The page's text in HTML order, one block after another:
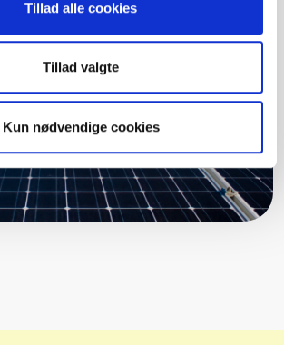
Tillad alle cookies
Tillad valgte
Kun nødvendige cookies